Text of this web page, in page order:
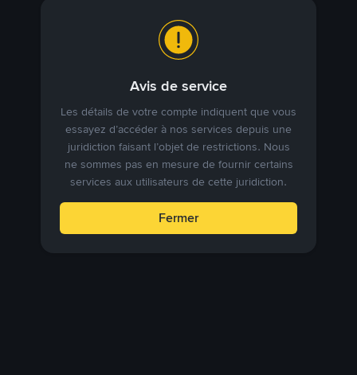
Avis de service
Les détails de votre compte indiquent que vous
essayez d’accéder à nos services depuis une
juridiction faisant l’objet de restrictions. Nous
ne sommes pas en mesure de fournir certains
services aux utilisateurs de cette juridiction.
Fermer